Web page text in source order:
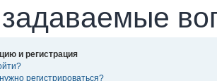
и регистрация
регистрироваться?